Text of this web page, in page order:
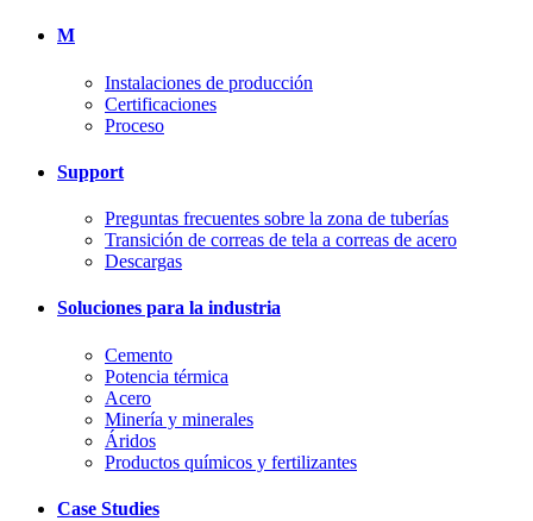
M
Instalaciones de producción
Certificaciones
Proceso
Support
Preguntas frecuentes sobre la zona de tuberías
Transición de correas de tela a correas de acero
Descargas
Soluciones para la industria
Cemento
Potencia térmica
Acero
Minería y minerales
Áridos
Productos químicos y fertilizantes
Case Studies